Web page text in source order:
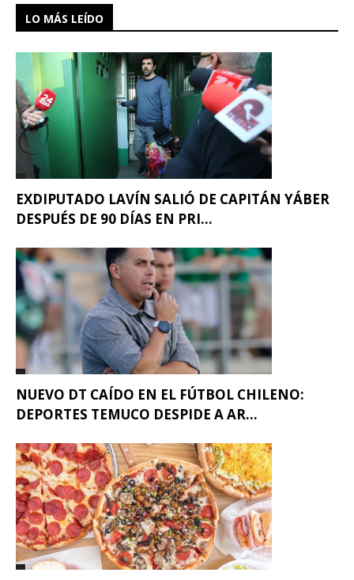
LO MÁS LEÍDO
EXDIPUTADO LAVÍN SALIÓ DE CAPITÁN YÁBER
DESPUÉS DE 90 DÍAS EN PRI...
NUEVO DT CAÍDO EN EL FÚTBOL CHILENO:
DEPORTES TEMUCO DESPIDE A AR...